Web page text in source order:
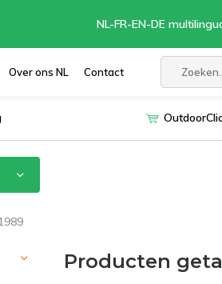
Over ons NL Contact
NL-FR-EN-DE
Producten